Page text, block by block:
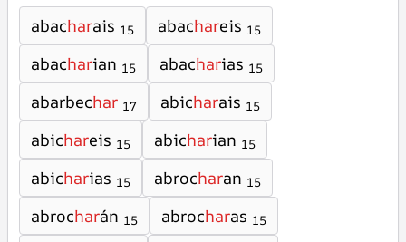
abacharais 15 abachareis 15
abacharian 15 abacharias 15
abarbechar 17 abicharais 15
abichareis 15 abicharian 15
abicharias 15 abrocharan 15
abrocharán 15 abrocharas 15